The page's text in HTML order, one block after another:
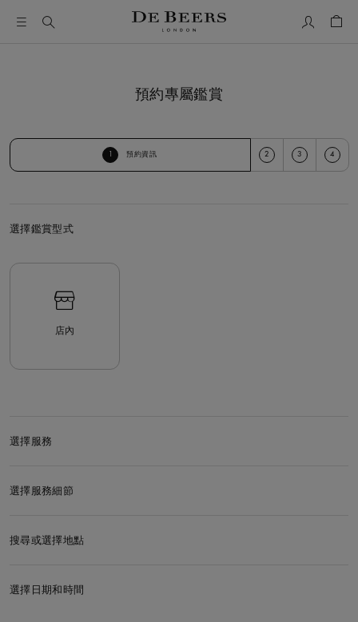
預約專屬鑑賞
1 預約資訊 2 3 4
選擇鑑賞型式
選擇鑑賞型式
店內
選擇服務
選擇服務細節
搜尋或選擇地點
選擇日期和時間